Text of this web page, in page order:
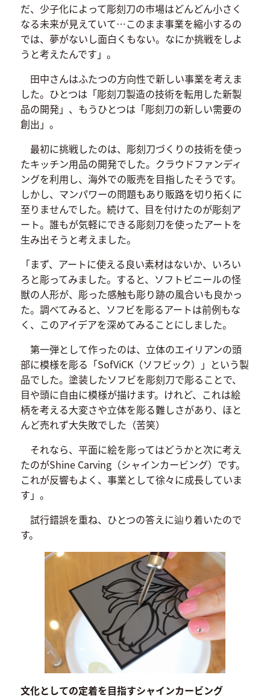
だ、少子化によって彫刻刀の市場はどんどん小さく
なる未来が見えていて…このまま事業を縮小するの
では、夢がないし面白くもない。なにか挑戦をしよ
うと考えたんです」。
田中さんはふたつの方向性で新しい事業を考えま
した。ひとつは「彫刻刀製造の技術を転用した新製
品の開発」、もうひとつは「彫刻刀の新しい需要の
創出」。
最初に挑戦したのは、彫刻刀づくりの技術を使っ
たキッチン用品の開発でした。クラウドファンディ
ングを利用し、海外での販売を目指したそうです。
しかし、マンパワーの問題もあり販路を切り拓くに
至りませんでした。続けて、目を付けたのが彫刻ア
ート。誰もが気軽にできる彫刻刀を使ったアートを
生み出そうと考えました。
「まず、アートに使える良い素材はないか、いろい
ろと彫ってみました。すると、ソフトビニールの怪
獣の人形が、彫った感触も彫り跡の風合いも良かっ
た。調べてみると、ソフビを彫るアートは前例もな
く、このアイデアを深めてみることにしました。
第一弾として作ったのは、立体のエイリアンの頭
部に模様を彫る「SofViCK（ソフビック）」という製
品でした。塗装したソフビを彫刻刀で彫ることで、
目や頭に自由に模様が描けます。けれど、これは絵
柄を考える大変さや立体を彫る難しさがあり、ほと
んど売れず大失敗でした（苦笑）
それなら、平面に絵を彫ってはどうかと次に考え
たのがShine Carving（シャインカービング）です。
これが反響もよく、事業として徐々に成長していま
す」。
試行錯誤を重ね、ひとつの答えに辿り着いたので
す。
文化としての定着を目指すシャインカービング